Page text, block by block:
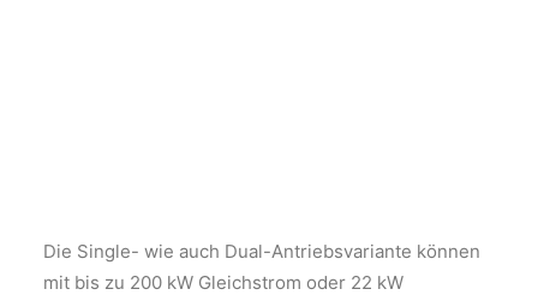
Die Single- wie auch Dual-Antriebsvariante können
mit bis zu 200 kW Gleichstrom oder 22 kW